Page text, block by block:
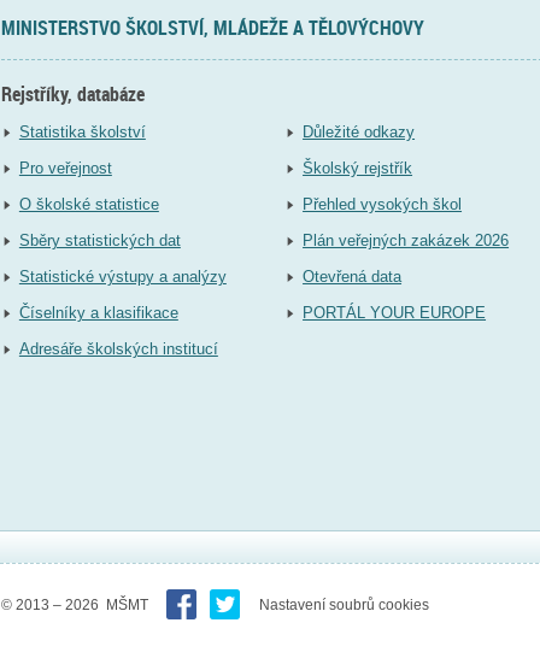
MINISTERSTVO ŠKOLSTVÍ, MLÁDEŽE A TĚLOVÝCHOVY
Rejstříky, databáze
Statistika školství
Pro veřejnost
O školské statistice
Sběry statistických dat
Statistické výstupy a analýzy
Číselníky a klasifikace
Adresáře školských institucí
Důležité odkazy
Školský rejstřík
Přehled vysokých škol
Plán veřejných zakázek 2026
Otevřená data
PORTÁL YOUR EUROPE
© 2013 – 2026 MŠMT Nastavení soubrů cookies